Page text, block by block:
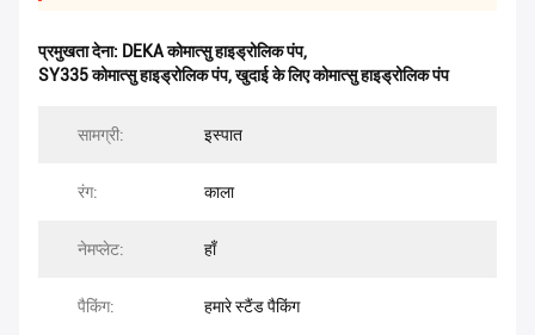
प्रमुखता देना: DEKA कोमात्सु हाइड्रोलिक पंप,
SY335 कोमात्सु हाइड्रोलिक पंप,खुदाई के लिए कोमात्सु हाइड्रोलिक पंप
सामग्री: इस्पात
रंग: काला
नेमप्लेट: हाँ
पैकिंग: हमारे स्टैंड पैकिंग